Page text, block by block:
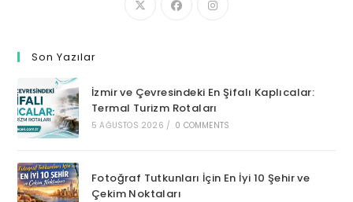
Son Yazılar
İzmir ve Çevresindeki En Şifalı Kaplıcalar:
Termal Turizm Rotaları
5 AĞUSTOS 2026 / 0 COMMENTS
Fotoğraf Tutkunları İçin En İyi 10 Şehir ve
Çekim Noktaları